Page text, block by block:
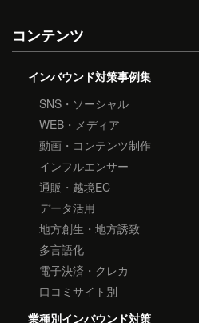
コンテンツ
インバウンド対策事例集
SNS・ソーシャル
WEB・メディア
動画・コンテンツ制作
インフルエンサー
通販・越境EC
データ活用
地方創生・地方誘致
多言語化
電子決済・クレカ
口コミサイト別
業種別インバウンド対策